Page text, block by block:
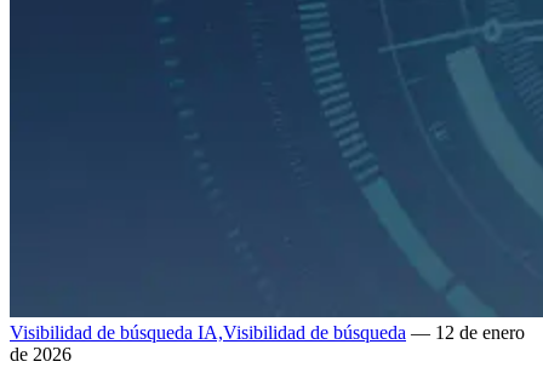
Visibilidad de búsqueda IA,Visibilidad de búsqueda — 12 de enero
de 2026